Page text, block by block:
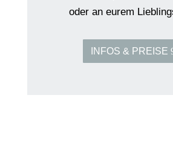
oder an eurem
INFOS & PREISE